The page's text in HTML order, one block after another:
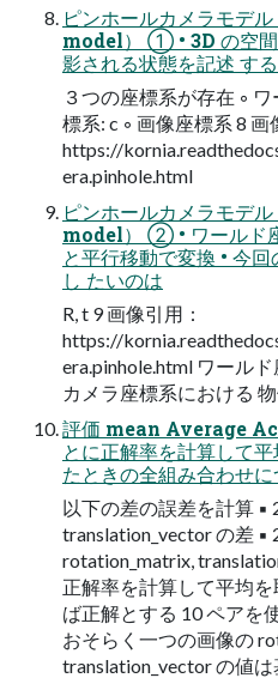
ピンホールカメラモデ
model） ① • 3D の空間
影される状態を記述 す
３つの座標系が存在 ◦
標系: c ◦ 画像座標系 8 画
https://
era.pinhole.html
ピンホールカメラモデ
model） ② • ワールド
と平行移動で変換 • 今
し たいのは
R, t 9 画像引用：
https://
era.pinhole.html ワール
カメラ座標系における
評価 mean Average
とに正解率を計算して
たときの全組み合わせ
以下の差の誤差を計算 ▪
translation_vector の差 ▪
rotation_matrix,
正解率を計算して平均
ば正解とする 10 ペアを
おそらく一つの画像の
translation_vector の値